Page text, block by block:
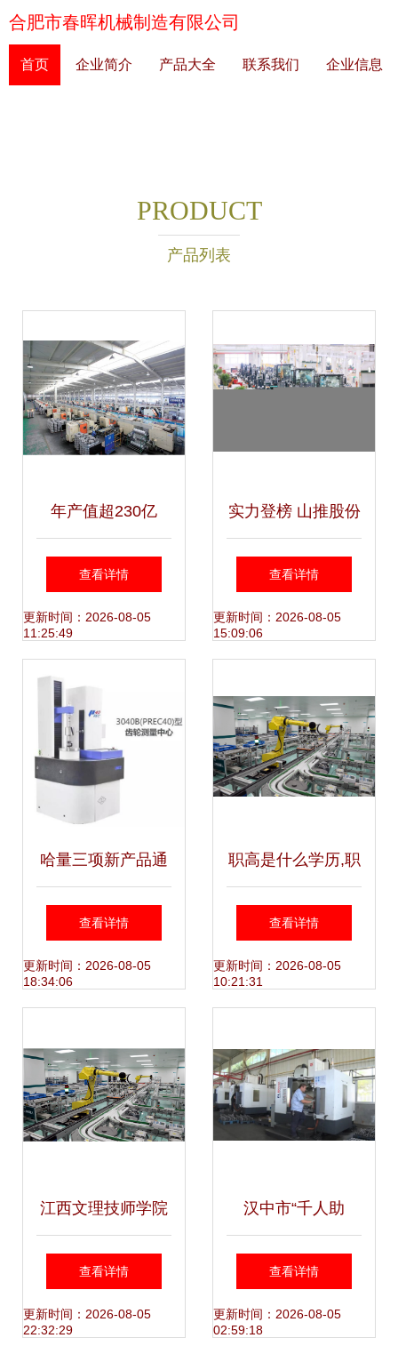
合肥市春晖机械制造有限公司
首页 企业简介 产品大全 联系我们 企业信息
PRODUCT
产品列表
年产值超230亿
元！“快车道”上的
鄞州汽车零部件产
业，值得一看！
查看详情
更新时间：2026-08-05
11:25:49
实力登榜 山推股份
荣膺“2022年机械
工业大型重点骨干
查看详情
更新时间：2026-08-05
15:09:06
哈量三项新产品通
过公司新产品技术
鉴定 彰显机械产品
查看详情
更新时间：2026-08-05
18:34:06
职高是什么学历,职
业学校有什么专
业?
查看详情
更新时间：2026-08-05
10:21:31
江西文理技师学院
2021年机械产品开
发专业招生简章
查看详情
更新时间：2026-08-05
22:32:29
汉中市“千人助
企”纾困解难题 提
振企业信心稳经济
查看详情
更新时间：2026-08-05
02:59:18